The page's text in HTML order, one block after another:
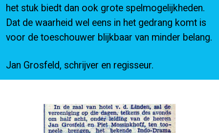
het stuk biedt dan ook grote spelmogelijkheden.
Dat de waarheid wel eens in het gedrang komt is
voor de toeschouwer blijkbaar van minder belang.
Jan Grosfeld, schrijver en regisseur.